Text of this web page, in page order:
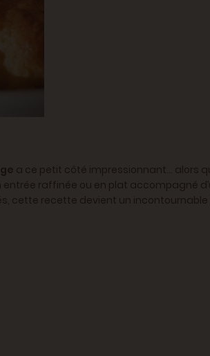
a ce petit côté impressionnant… alors
raffinée ou en plat accompagné
cette recette devient un